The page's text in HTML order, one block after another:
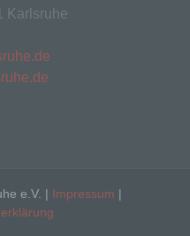
Karlsruhe
e.V. | Impressum |
auf eine identifizierte
Person (im
Person") beziehen.
eine natürliche
direkt oder indirekt,
physiologischen,
wirtschaftlichen,
Identität dieser